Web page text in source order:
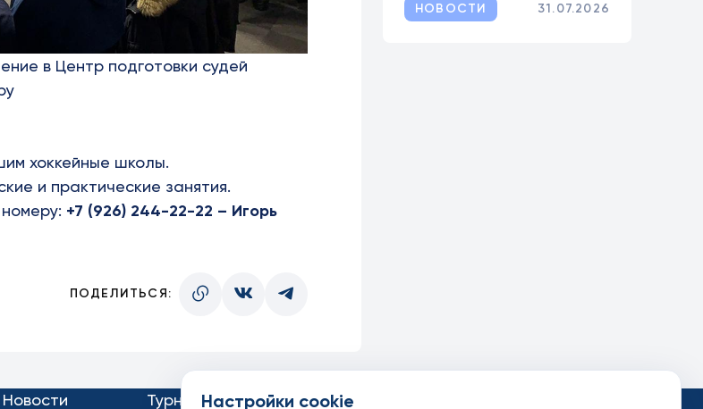
в Центр подготовки судей
хоккейные школы.
и практические занятия.
+7 (926) 244-22-22 – Игорь
ПОДЕЛИТЬСЯ:
НОВОСТИ 31.07.2026
Новости Турниры Контакты
Настройки cookie